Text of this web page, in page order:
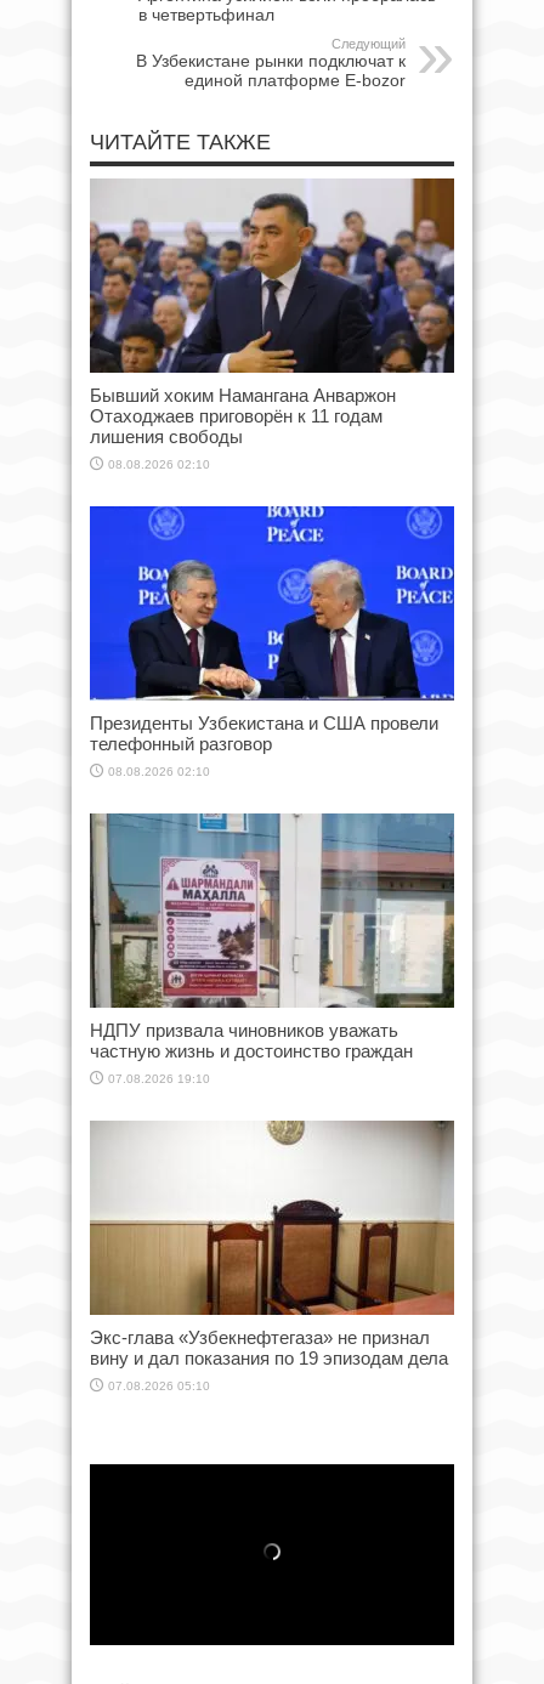
в четвертьфинал
Следующий
В Узбекистане рынки подключат к
единой платформе E-bozor
ЧИТАЙТЕ ТАКЖЕ
Бывший хоким Намангана Анваржон
Отаходжаев приговорён к 11 годам
лишения свободы
08.08.2026 02:10
Президенты Узбекистана и США провели
телефонный разговор
08.08.2026 02:10
НДПУ призвала чиновников уважать
частную жизнь и достоинство граждан
07.08.2026 19:10
Экс-глава «Узбекнефтегаза» не признал
вину и дал показания по 19 эпизодам дела
07.08.2026 05:10